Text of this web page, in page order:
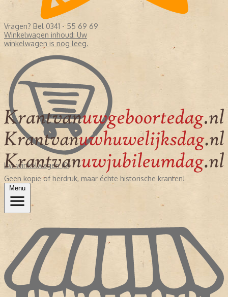
Vragen? Bel 0341 - 55 69 69
Winkelwagen inhoud: Uw
winkelwagen is nog leeg.
Uw winkelwagen (0)
Geen kopie of herdruk, maar échte historische kranten!
Menu